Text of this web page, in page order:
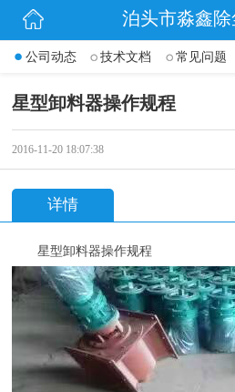
公司动态 技术文档 常见问题
星型卸料器操作规程
2016-11-20 18:07:38
详情
星型卸料器操作规程